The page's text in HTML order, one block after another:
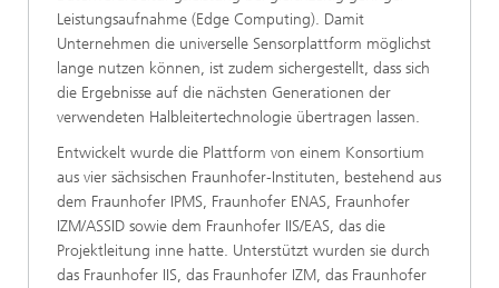
Leistungsaufnahme (Edge Computing). Damit
Unternehmen die universelle Sensorplattform möglichst
lange nutzen können, ist zudem sichergestellt, dass sich
die Ergebnisse auf die nächsten Generationen der
verwendeten Halbleitertechnologie übertragen lassen.
Entwickelt wurde die Plattform von einem Konsortium
aus vier sächsischen Fraunhofer-Instituten, bestehend aus
dem Fraunhofer IPMS, Fraunhofer ENAS, Fraunhofer
IZM/ASSID sowie dem Fraunhofer IIS/EAS, das die
Projektleitung inne hatte. Unterstützt wurden sie durch
das Fraunhofer IIS, das Fraunhofer IZM, das Fraunhofer